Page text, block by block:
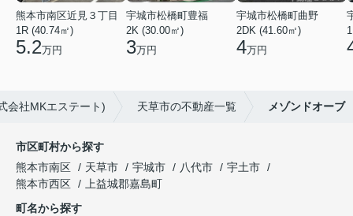
熊本市南区近見３丁目
1R (40.74㎡)
5.2万円
宇城市松橋町豊福
2K (30.00㎡)
3万円
宇城市松橋町曲野
2DK (41.60㎡)
4万円
会社MKエステート) 天草市の不動産一覧 メゾンドオーブ
市区町村から探す
熊本市南区
天草市 宇城市 八代市
宇土市
熊本市西区
上益城郡嘉島町
町名から探す